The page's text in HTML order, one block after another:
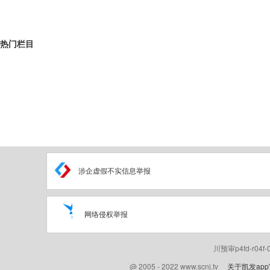
热门栏目
涉企虚假不实信息举报
网络侵权举报
川预审p4fd-
@ 2005 - 2022 www.scnj.tv 关于凯发